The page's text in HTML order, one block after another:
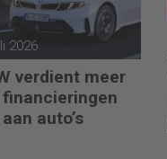
2026
verdient meer
financieringen
auto’s